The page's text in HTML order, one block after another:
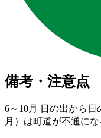
備考・注意点
6～10月 日の出から
月）は町道が不通に